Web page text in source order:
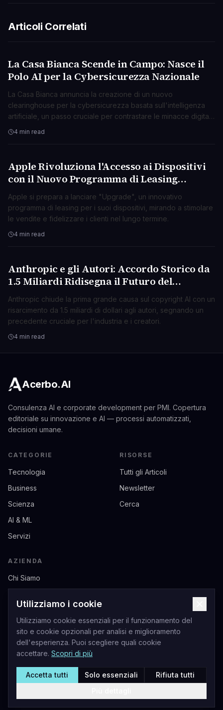
Articoli Correlati
TECNOLOGIA
La Casa Bianca Scende in Campo: Nasce il
Polo AI per la Cybersicurezza Nazionale
La Casa Bianca annuncia la creazione di un nuovo
clearinghouse per la cybersicurezza basata sull'intelligenza
artificiale, un passo cruciale per contrastare le minacce digitali
emergenti.
4 min read
TECNOLOGIA
Apple Rivoluziona l'Accesso ai Dispositivi
con il Nuovo Programma di Leasing
"Upgrade"
Apple si prepara a lanciare "Upgrade", un innovativo
programma di leasing per i suoi dispositivi, mirando a stimolare
le vendite e fidelizzare i clienti nel lungo termine.
4 min read
TECNOLOGIA
Anthropic e gli Autori: Accordo Storico da
1.5 Miliardi Ridisegna il Futuro del
Copyright AI
Anthropic chiude la prima grande causa sul copyright AI con un
risarcimento da 1.5 miliardi di dollari agli autori, segnando un
precedente cruciale per l'industria e i creatori.
4 min read
Acerbo.AI
Consulenza AI e corporate development per PMI. Copertura
editoriale su innovazione e AI — processi automatizzati,
decisioni umane.
CATEGORIE
Tecnologia
Business
Scienza
AI & ML
Servizi
RISORSE
Tutti gli Articoli
Newsletter
Cerca
AZIENDA
Chi Siamo
Privacy
Termini di Servizio
Livio Andrea Acerbo - Sito Ufficiale
Utilizziamo i cookie
Utilizziamo cookie essenziali per il funzionamento del
sito e cookie opzionali per analisi e miglioramento
dell'esperienza. Puoi scegliere quali cookie
accettare. Scopri di più
Accetta tutti Solo essenziali
Rifiuta tutti